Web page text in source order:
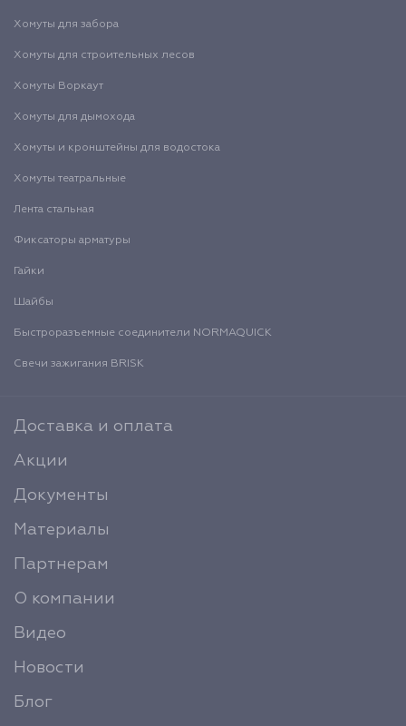
Хомуты для забора
Хомуты для строительных лесов
Хомуты Воркаут
Хомуты для дымохода
Хомуты и кронштейны для водостока
Хомуты театральные
Лента стальная
Фиксаторы арматуры
Гайки
Шайбы
Быстроразъемные соединители NORMAQUICK
Свечи зажигания BRISK
Доставка и оплата
Акции
Документы
Материалы
Партнерам
О компании
Видео
Новости
Блог